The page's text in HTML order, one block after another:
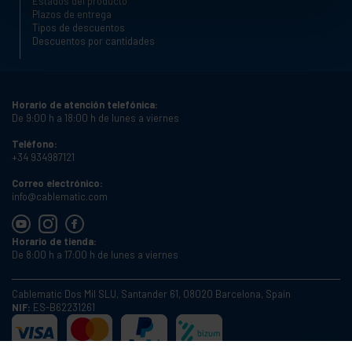
Plazos de entrega
Tipos de descuentos
Descuentos por cantidades
Horario de atención telefónica:
De 9:00 h a 18:00 h de lunes a viernes
Teléfono:
+34 934987121
Correo electrónico:
info@cablematic.com
Horario de tienda:
De 8:00 h a 17:00 h de lunes a viernes
Cablematic Dos Mil SLU, Santander 61, 08020 Barcelona, Spain
NIF: ES-B62231261